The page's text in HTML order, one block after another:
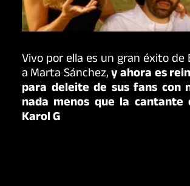
Vivo por ella es un gran éxito
a Marta Sánchez,y ahora es
para deleite de sus fans con
nada menos que la cantante
Karol G